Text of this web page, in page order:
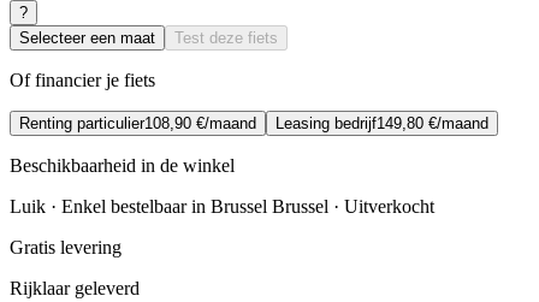
?
Selecteer een maat
Test deze fiets
Of financier je fiets
Renting particulier108,90 €/maand Leasing bedrijf149,80 €/maand
Beschikbaarheid in de winkel
Luik · Enkel bestelbaar in Brussel Brussel · Uitverkocht
Gratis levering
Rijklaar geleverd